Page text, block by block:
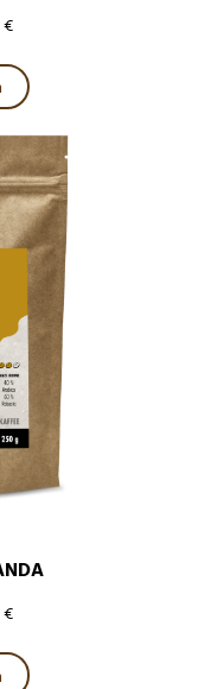
€
Dieses Produkt weist
€
Dieses Produkt weist